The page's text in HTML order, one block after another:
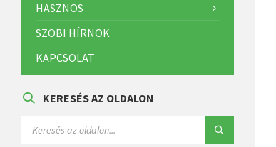
HASZNOS
SZOBI HÍRNÖK
KAPCSOLAT
KERESÉS AZ OLDALON